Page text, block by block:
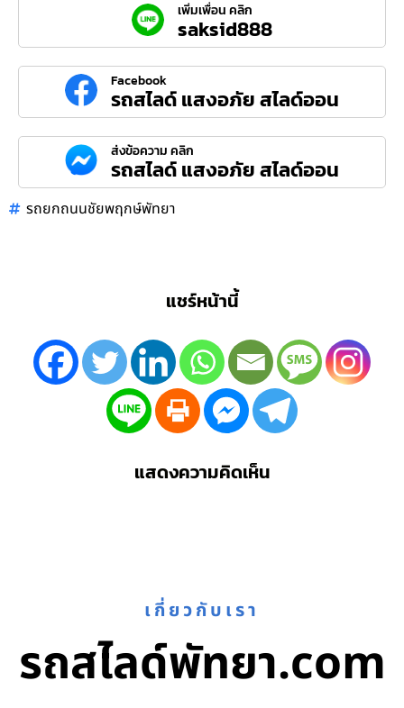
เพิ่มเพื่อน คลิก
saksid888
Facebook
รถสไลด์ แสงอภัย สไลด์ออน
ส่งข้อความ คลิก
รถสไลด์ แสงอภัย สไลด์ออน
รถยกถนนชัยพฤกษ์พัทยา
แชร์หน้านี้
แสดงความคิดเห็น
เกี่ยวกับเรา
รถสไลด์พัทยา.com